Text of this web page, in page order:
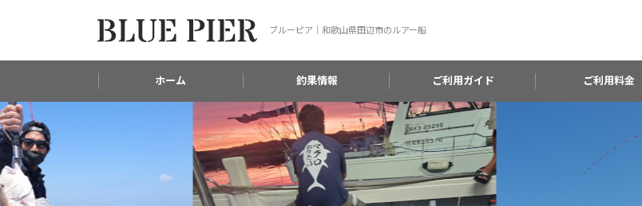
ブルーピア｜和歌山県田辺市のルアー船
ホーム 釣果情報 ご利用ガイド ご利用料金